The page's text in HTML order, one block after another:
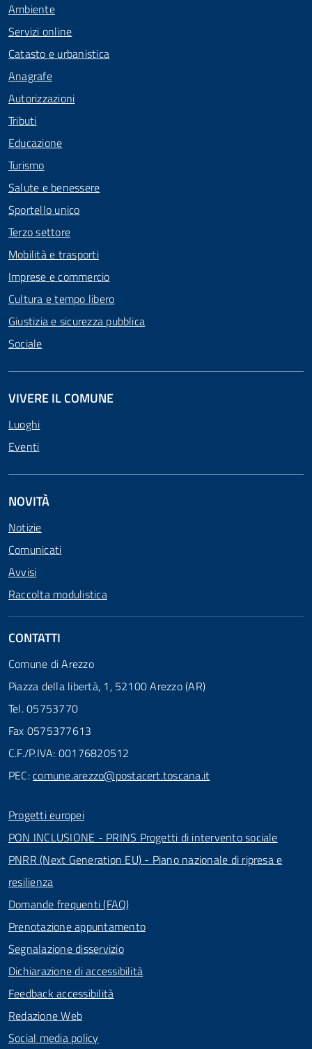
Ambiente
Servizi online
Catasto e urbanistica
Anagrafe
Autorizzazioni
Tributi
Educazione
Turismo
Salute e benessere
Sportello unico
Terzo settore
Mobilità e trasporti
Imprese e commercio
Cultura e tempo libero
Giustizia e sicurezza pubblica
Sociale
VIVERE IL COMUNE
Luoghi
Eventi
NOVITÀ
Notizie
Comunicati
Avvisi
Raccolta modulistica
CONTATTI
Comune di Arezzo
Piazza della libertà, 1, 52100 Arezzo (AR)
Tel. 05753770
Fax 0575377613
C.F./P.IVA: 00176820512
PEC:comune.arezzo@postacert.toscana.it
Progetti europei
PON INCLUSIONE - PRINS Progetti di intervento sociale
PNRR (Next Generation EU) - Piano nazionale di ripresa e
resilienza
Domande frequenti (FAQ)
Prenotazione appuntamento
Segnalazione disservizio
Dichiarazione di accessibilità
Feedback accessibilità
Redazione Web
Social media policy